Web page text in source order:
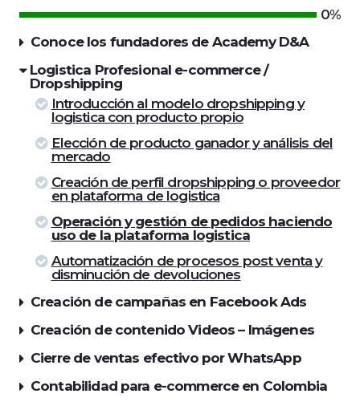
0%
Conoce los fundadores de Academy D&A
Logistica Profesional e-commerce /
Dropshipping
Introducción al modelo dropshipping y
logistica con producto propio
Elección de producto ganador y análisis del
mercado
Creación de perfil dropshipping o proveedor
en plataforma de logistica
Operación y gestión de pedidos haciendo
uso de la plataforma logistica
Automatización de procesos post venta y
disminución de devoluciones
Creación de campañas en Facebook Ads
Creación de contenido Videos – Imágenes
Cierre de ventas efectivo por WhatsApp
Contabilidad para e-commerce en Colombia